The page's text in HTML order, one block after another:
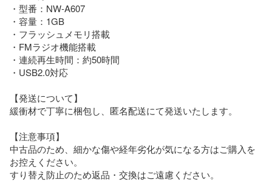
・型番：NW-A607
・容量：1GB
・フラッシュメモリ搭載
・FMラジオ機能搭載
・連続再生時間：約50時間
・USB2.0対応
【発送について】
緩衝材で丁寧に梱包し、匿名配送にて発送いたします。
【注意事項】
中古品のため、細かな傷や経年劣化が気になる方はご購入を
お控えください。
すり替え防止のため返品・交換はご遠慮ください。